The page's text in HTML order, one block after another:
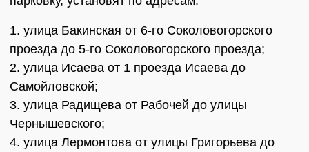
1. улица Бакинская от 6-го Соколовогорского
проезда до 5-го Соколовогорского проезда;
2. улица Исаева от 1 проезда Исаева до
Самойловской;
3. улица Радищева от Рабочей до улицы
Чернышевского;
4. улица Лермонтова от улицы Григорьева до